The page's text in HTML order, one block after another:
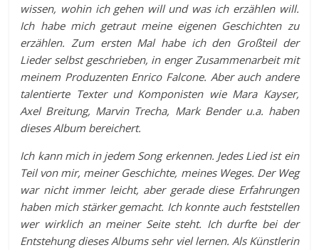
wissen, wohin ich gehen will und was ich erzählen will.
Ich habe mich getraut meine eigenen Geschichten zu
erzählen. Zum ersten Mal habe ich den Großteil der
Lieder selbst geschrieben, in enger Zusammenarbeit mit
meinem Produzenten Enrico Falcone. Aber auch andere
talentierte Texter und Komponisten wie Mara Kayser,
Axel Breitung, Marvin Trecha, Mark Bender u.a. haben
dieses Album bereichert.
Ich kann mich in jedem Song erkennen. Jedes Lied ist ein
Teil von mir, meiner Geschichte, meines Weges. Der Weg
war nicht immer leicht, aber gerade diese Erfahrungen
haben mich stärker gemacht. Ich konnte auch feststellen
wer wirklich an meiner Seite steht. Ich durfte bei der
Entstehung dieses Albums sehr viel lernen. Als Künstlerin